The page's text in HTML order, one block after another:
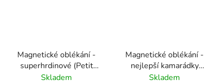
Magnetické oblékání -
superhrdinové (Petit
Collage)
Skladem
Magnetické oblékání -
nejlepší kamarádky
(Petit Collage)
Skladem